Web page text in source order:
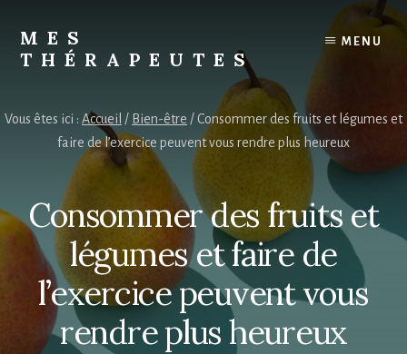
content
MES
THÉRAPEUTES
thérapeute
MENU
Vous êtes ici : Accueil / Bien-être /Consommer des fruits et légumes et
faire de l’exercice peuvent vous rendre plus heureux
Consommer des fruits et
légumes et faire de
l’exercice peuvent vous
rendre plus heureux